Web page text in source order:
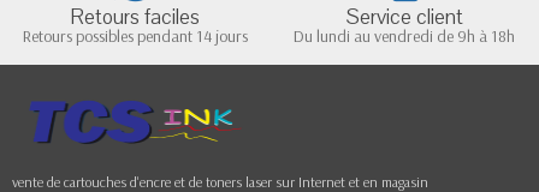
Retours faciles
Retours possibles pendant 14 jours
Service client
Du lundi au vendredi de 9h à 18h
vente de cartouches d'encre et de toners laser sur Internet et en magasin